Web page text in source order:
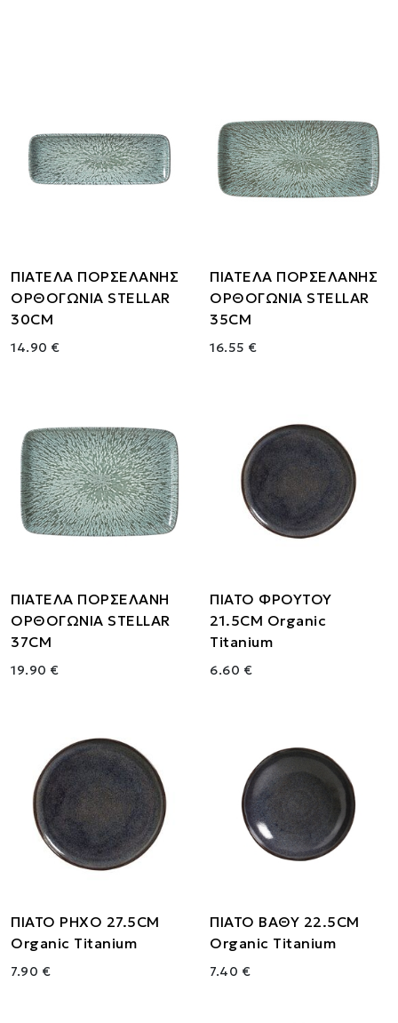
ΠΙΑΤΕΛΑ ΠΟΡΣΕΛΑΝΗΣ
ΟΡΘΟΓΩΝΙΑ STELLAR
30CM
14.90 €
ΠΙΑΤΕΛΑ ΠΟΡΣΕΛΑΝΗΣ
ΟΡΘΟΓΩΝΙΑ STELLAR
35CM
16.55 €
ΠΙΑΤΕΛΑ ΠΟΡΣΕΛΑΝΗ
ΟΡΘΟΓΩΝΙΑ STELLAR
37CM
19.90 €
ΠΙΑΤΟ ΦΡΟΥΤΟΥ
21.5CM Organic
Titanium
6.60 €
ΠΙΑΤΟ ΡΗΧΟ 27.5CM
Organic Titanium
7.90 €
ΠΙΑΤΟ ΒΑΘΥ 22.5CM
Organic Titanium
7.40 €